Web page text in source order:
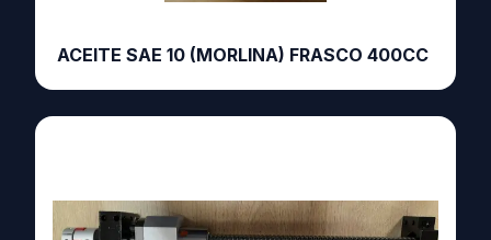
ACEITE SAE 10 (MORLINA) FRASCO 400CC